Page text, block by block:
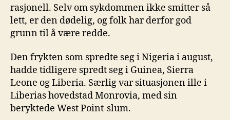
rasjonell. Selv om sykdommen ikke smitter så
lett, er den dødelig, og folk har derfor god
grunn til å være redde.
Den frykten som spredte seg i Nigeria i august,
hadde tidligere spredt seg i Guinea, Sierra
Leone og Liberia. Særlig var situasjonen ille i
Liberias hovedstad Monrovia, med sin
beryktede West Point-slum.